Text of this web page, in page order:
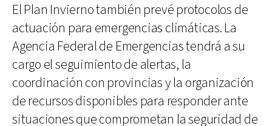
El Plan Invierno también prevé protocolos de
actuación para emergencias climáticas. La
Agencia Federal de Emergencias tendrá a su
cargo el seguimiento de alertas, la
coordinación con provincias y la organización
de recursos disponibles para responder ante
situaciones que comprometan la seguridad de